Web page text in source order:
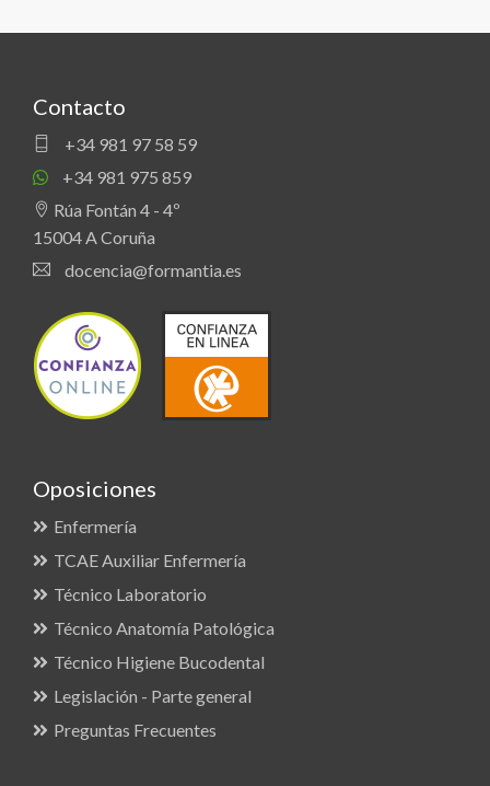
Contacto
+34 981 97 58 59
+34 981 975 859
Rúa Fontán 4 - 4º
15004 A Coruña
docencia@formantia.es
Oposiciones
Enfermería
TCAE Auxiliar Enfermería
Técnico Laboratorio
Técnico Anatomía Patológica
Técnico Higiene Bucodental
Legislación - Parte general
Preguntas Frecuentes